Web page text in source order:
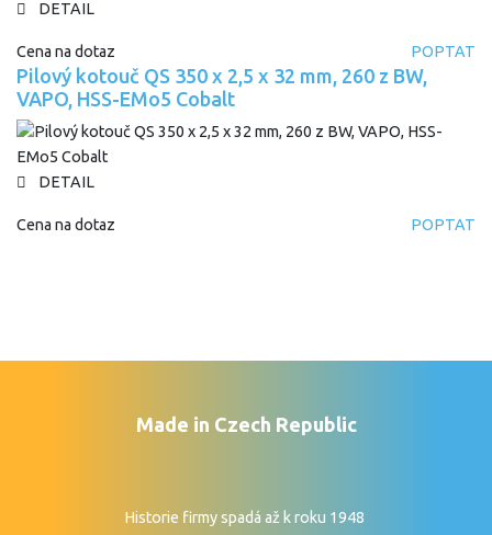
DETAIL
Cena na dotaz POPTAT
Pilový kotouč QS 350 x 2,5 x 32 mm, 260 z BW,
VAPO, HSS-EMo5 Cobalt
DETAIL
Cena na dotaz POPTAT
Made in Czech Republic
Historie firmy spadá až k roku 1948